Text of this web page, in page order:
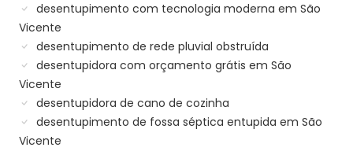
desentupimento com tecnologia moderna em São
Vicente
desentupimento de rede pluvial obstruída
desentupidora com orçamento grátis em São
Vicente
desentupidora de cano de cozinha
desentupimento de fossa séptica entupida em São
Vicente